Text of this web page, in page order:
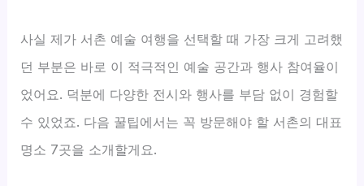
사실 제가 서촌 예술 여행을 선택할 때 가장 크게 고려했
던 부분은 바로 이 적극적인 예술 공간과 행사 참여율이
었어요. 덕분에 다양한 전시와 행사를 부담 없이 경험할
수 있었죠. 다음 꿀팁에서는 꼭 방문해야 할 서촌의 대표
명소 7곳을 소개할게요.